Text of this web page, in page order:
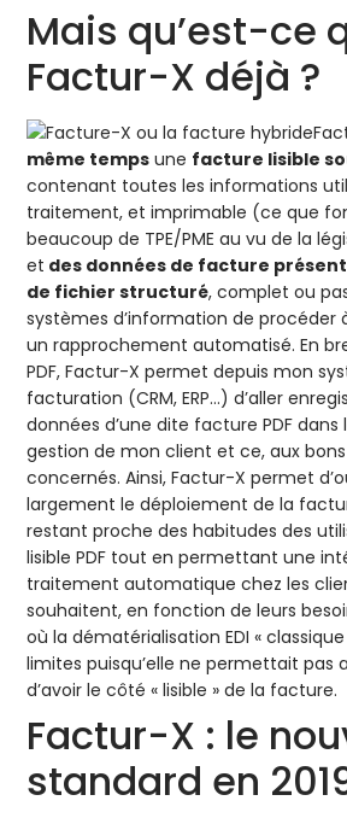
Mais qu’est-ce
Factur-X déjà ?
même temps une facture lisible
contenant toutes les informations
traitement, et imprimable (ce que
beaucoup de TPE/PME au vu de la
et des données de facture
de fichier structuré, complet ou
systèmes d’information de procéder
un rapprochement automatisé. En
PDF, Factur-X permet depuis mon
facturation (CRM, ERP…) d’aller
données d’une dite facture PDF
gestion de mon client et ce, aux
concernés. Ainsi, Factur-X permet
largement le déploiement de la
restant proche des habitudes des
lisible PDF tout en permettant une
traitement automatique chez les
souhaitent, en fonction de leurs
où la dématérialisation EDI «
limites puisqu’elle ne permettait pas
d’avoir le côté « lisible » de la facture.
Factur-X : le
standard en